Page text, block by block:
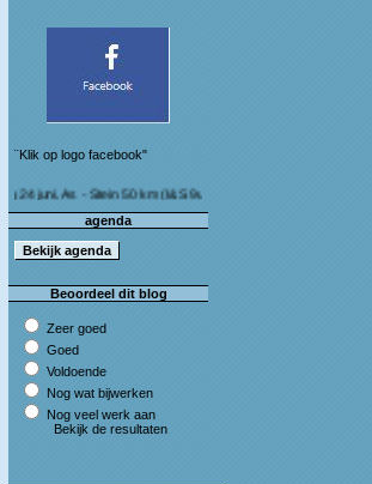
¨Klik op logo facebook"
- Stein 50 km (I&S 9u - 10u30) Café Bij die van ons As
agenda
Beoordeel dit blog
Zeer goed
Goed
Voldoende
Nog wat bijwerken
Nog veel werk aan
Bekijk de resultaten